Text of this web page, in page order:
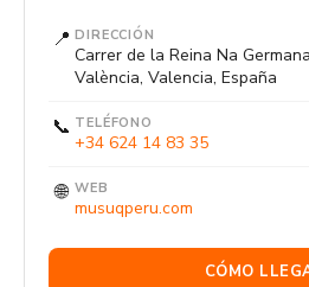
📍 DIRECCIÓN
Carrer de la Reina Na
València, Valencia, España
📞 TELÉFONO
+34 624 14 83 35
🌐 WEB
musuqperu.com
CÓMO